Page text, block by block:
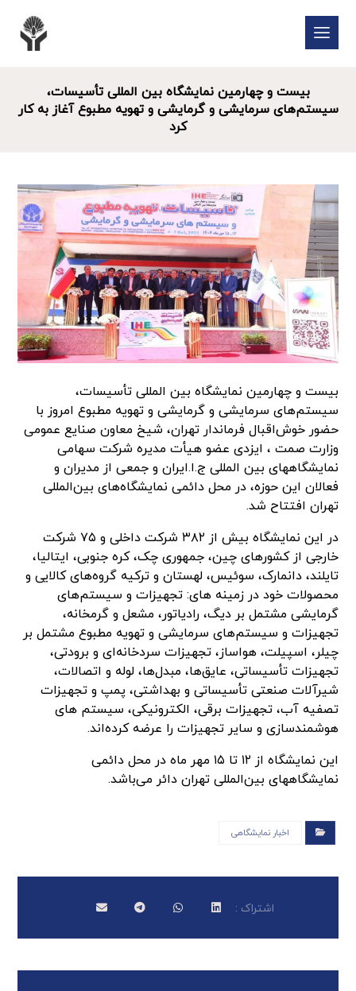
بیست و چهارمین نمایشگاه بین المللی تأسیسات،
سیستم‌های سرمایشی و گرمایشی و تهویه مطبوع آغاز به کار
کرد
بیست و چهارمین نمایشگاه بین المللی تأسیسات،
سیستم‌های سرمایشی و گرمایشی و تهویه مطبوع امروز با
حضور خوش‌اقبال فرماندار تهران، شیخ معاون صنایع عمومی
وزارت صمت ، ایزدی عضو هیأت مدیره شرکت سهامی
نمایشگاههای بین المللی ج.ا.ایران و جمعی از مدیران و
فعالان این حوزه، در محل دائمی نمایشگاه‌های بین‌المللی
تهران افتتاح شد.
در این نمایشگاه بیش از ۳۸۲ شرکت داخلی و ۷۵ شرکت
خارجی از کشورهای چین، جمهوری چک، کره جنوبی، ایتالیا،
تایلند، دانمارک، سوئیس، لهستان و ترکیه گروه‌های کالایی و
محصولات خود در زمینه های: تجهیزات و سیستم‌های
گرمایشی مشتمل بر دیگ، رادیاتور، مشعل و گرمخانه،
تجهیزات و سیستم‌های سرمایشی و تهویه مطبوع مشتمل بر
چیلر، اسپیلت، هواساز، تجهیزات سردخانه‌ای و برودتی،
تجهیزات تأسیساتی، عایق‌ها، مبدل‌ها، لوله و اتصالات،
شیرآلات صنعتی تأسیساتی و بهداشتی، پمپ و تجهیزات
تصفیه آب، تجهیزات برقی، الکترونیکی، سیستم‌ های
هوشمندسازی و سایر تجهیزات را عرضه کرده‌اند.
این نمایشگاه از ۱۲ تا ۱۵ مهر ماه در محل دائمی
نمایشگاههای بین‌المللی تهران دائر می‌باشد.
اخبار نمایشگاهی